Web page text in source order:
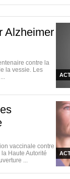
Alzheimer
contre la
la vessie. Les
vaccinale contre
Haute Autorité
...